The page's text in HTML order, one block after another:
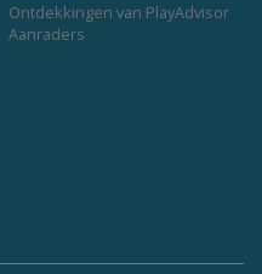
Ontdekkingen van PlayAdvisor
Aanraders